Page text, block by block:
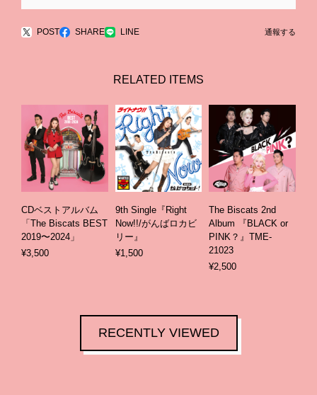
POST SHARE LINE 通報する
RELATED ITEMS
CDベストアルバム
「The Biscats BEST
2019〜2024」
¥3,500
9th Single『Right
Now!!/がんばロカビ
リー』
¥1,500
The Biscats 2nd
Album 『BLACK or
PINK？』TME-
21023
¥2,500
RECENTLY VIEWED